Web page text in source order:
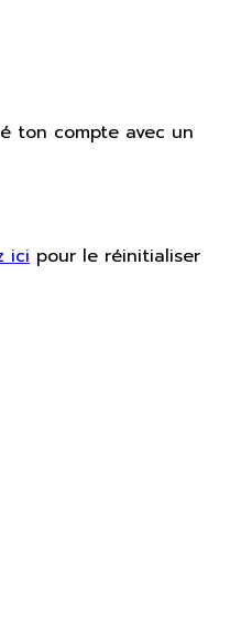
ton compte avec un
ici pour le réinitialiser